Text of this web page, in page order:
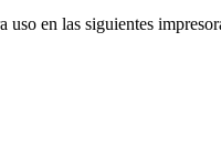
en las siguientes